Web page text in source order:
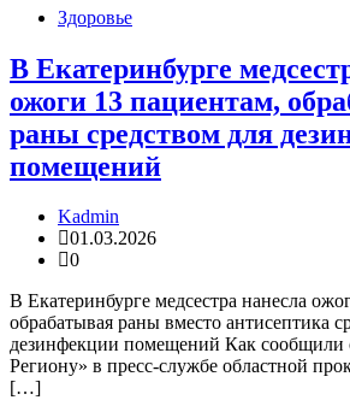
Здоровье
В Екатеринбурге
ожоги 13 пациентам,
раны средством для
помещений
Kadmin
01.03.2026
0
В Екатеринбурге медсестра нанесла
обрабатывая раны вместо антисептика
дезинфекции помещений Как сообщили
Региону» в пресс-службе областной
[…]